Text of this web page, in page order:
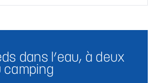
dans l’eau, à deux
camping